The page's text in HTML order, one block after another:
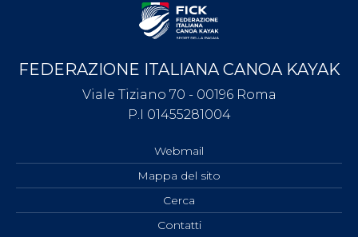
FEDERAZIONE ITALIANA CANOA KAYAK
Viale Tiziano 70 - 00196 Roma
P.I 01455281004
Webmail
Mappa del sito
Cerca
Contatti